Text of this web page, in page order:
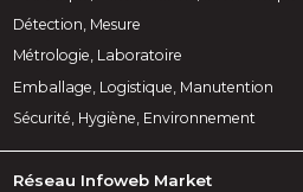
Détection, Mesure
Métrologie, Laboratoire
Emballage, Logistique, Manutention
Sécurité, Hygiène, Environnement
Réseau Infoweb Market